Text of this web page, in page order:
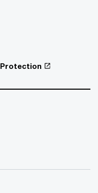
Protection